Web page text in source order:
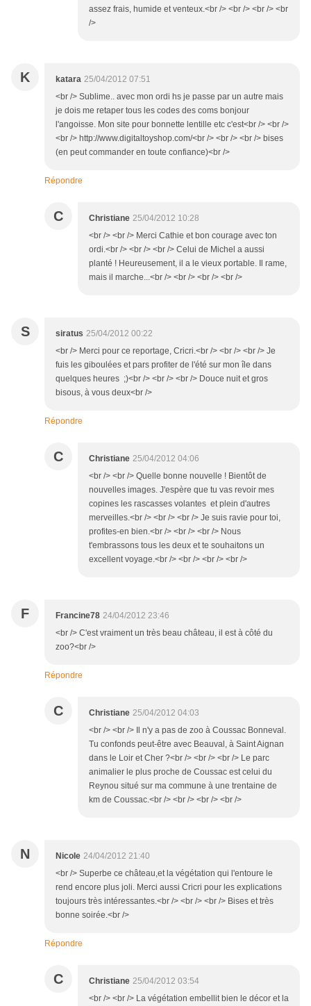
assez frais, humide et venteux.<br /> <br /> <br /> <br
/>
K katara 25/04/2012 07:51
<br /> Sublime.. avec mon ordi hs je passe par un autre mais
je dois me retaper tous les codes des coms bonjour
l'angoisse. Mon site pour bonnette lentille etc c'est<br /> <br />
<br /> http://www.digitaltoyshop.com/<br /> <br /> <br /> bises
(en peut commander en toute confiance)<br />
Répondre
C Christiane 25/04/2012 10:28
<br /> <br /> Merci Cathie et bon courage avec ton
ordi.<br /> <br /> <br /> Celui de Michel a aussi
planté ! Heureusement, il a le vieux portable. Il rame,
mais il marche...<br /> <br /> <br /> <br />
S siratus 25/04/2012 00:22
<br /> Merci pour ce reportage, Cricri.<br /> <br /> <br /> Je
fuis les giboulées et pars profiter de l'été sur mon île dans
quelques heures ;)<br /> <br /> <br /> Douce nuit et gros
bisous, à vous deux<br />
Répondre
C Christiane 25/04/2012 04:06
<br /> <br /> Quelle bonne nouvelle ! Bientôt de
nouvelles images. J'espère que tu vas revoir mes
copines les rascasses volantes et plein d'autres
merveilles.<br /> <br /> <br /> Je suis ravie pour toi,
profites-en bien.<br /> <br /> <br /> Nous
t'embrassons tous les deux et te souhaitons un
excellent voyage.<br /> <br /> <br /> <br />
F Francine78 24/04/2012 23:46
<br /> C'est vraiment un très beau château, il est à côté du
zoo?<br />
Répondre
C Christiane 25/04/2012 04:03
<br /> <br /> Il n'y a pas de zoo à Coussac Bonneval.
Tu confonds peut-être avec Beauval, à Saint Aignan
dans le Loir et Cher ?<br /> <br /> <br /> Le parc
animalier le plus proche de Coussac est celui du
Reynou situé sur ma commune à une trentaine de
km de Coussac.<br /> <br /> <br /> <br />
N Nicole 24/04/2012 21:40
<br /> Superbe ce château,et la végétation qui l'entoure le
rend encore plus joli. Merci aussi Cricri pour les explications
toujours très intéressantes.<br /> <br /> <br /> Bises et très
bonne soirée.<br />
Répondre
C Christiane 25/04/2012 03:54
<br /> <br /> La végétation embellit bien le décor et la